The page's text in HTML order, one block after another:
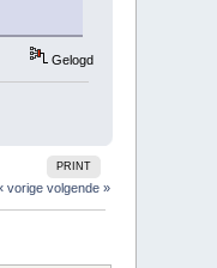
Gelogd
PRINT
vorige volgende »